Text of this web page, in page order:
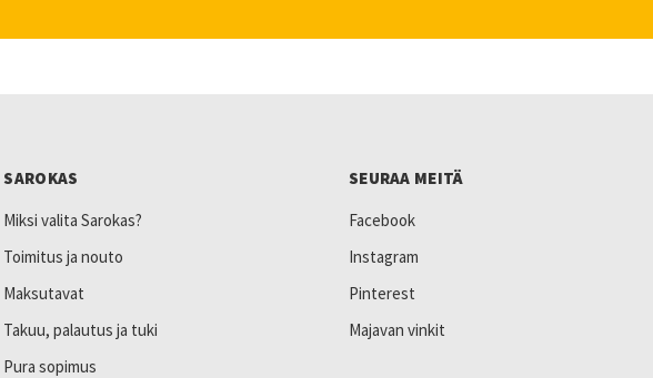
SAROKAS
Miksi valita Sarokas?
Toimitus ja nouto
Maksutavat
Takuu, palautus ja tuki
Pura sopimus
SEURAA MEITÄ
Facebook
Instagram
Pinterest
Majavan vinkit